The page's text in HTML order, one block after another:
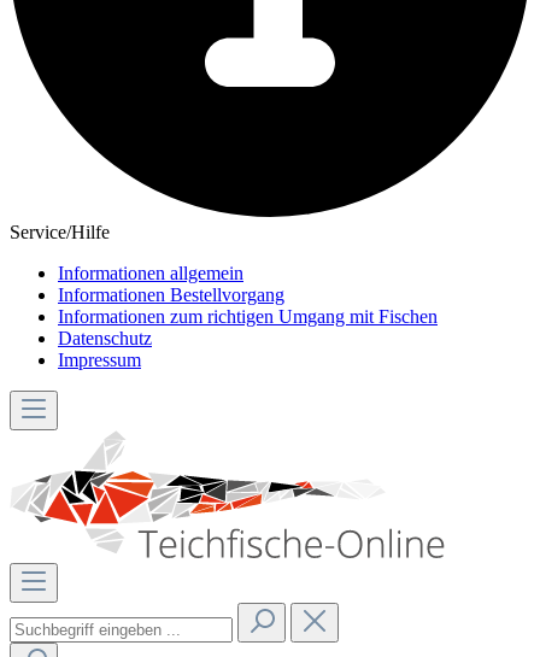
Service/Hilfe
Informationen allgemein
Informationen Bestellvorgang
Informationen zum richtigen Umgang mit Fischen
Datenschutz
Impressum